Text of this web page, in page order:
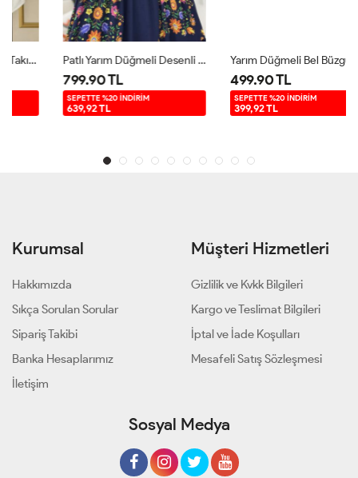
Patlı Yarım Düğmeli Desenli Elbise Lacivert UMS50261
799.90 TL
SEPETTE %20 İNDİRİM
639,92 TL
Yarım Düğmeli Bel Büzgülü Elbise Siyah KRN30261
499.90 TL
SEPETTE %20 İNDİRİM
399,92 TL
Kurumsal
Hakkımızda
Sıkça Sorulan Sorular
Sipariş Takibi
Banka Hesaplarımız
İletişim
Müşteri Hizmetleri
Gizlilik ve Kvkk Bilgileri
Kargo ve Teslimat Bilgileri
İptal ve İade Koşulları
Mesafeli Satış Sözleşmesi
Sosyal Medya